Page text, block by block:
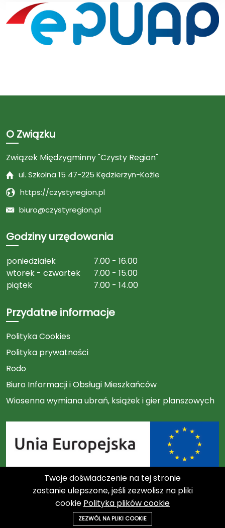
O Związku
Związek Międzygminny "Czysty Region"
ul. Szkolna 15 47-225 Kędzierzyn-Koźle
https://czystyregion.pl
biuro@czystyregion.pl
Godziny urzędowania
poniedziałek
7.00 - 16.00
wtorek - czwartek
7.00 - 15.00
piątek
7.00 - 14.00
Przydatne informacje
Polityka Cookies
Polityka prywatności
Rodo
Biuro Informacji i Obsługi Mieszkańców
Wiosenna wymiana ubrań, książek i gier planszowych
Link
©2023 Związek Międzygminny "Czysty Region"
Twoje doświadczenie na tej stronie
zostanie ulepszone, jeśli zezwolisz na pliki
cookie Polityka plików cookie
ZEZWÓL NA PLIKI COOKIE